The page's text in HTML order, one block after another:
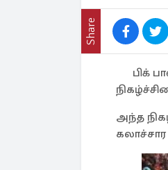
Share
பிக்
அந்த